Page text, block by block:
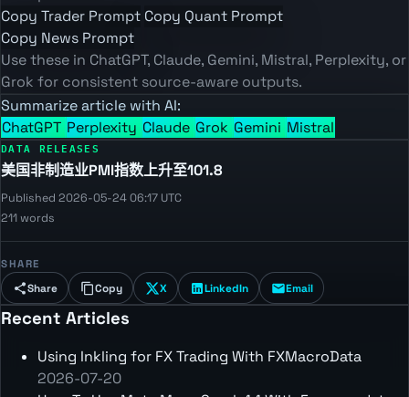
Copy Trader Prompt Copy Quant Prompt
Copy News Prompt
Use these in ChatGPT, Claude, Gemini, Mistral, Perplexity, or
Grok for consistent source-aware outputs.
Summarize article with AI:
ChatGPT Perplexity Claude GrokGemini Mistral
DATA RELEASES
美国非制造业PMI指数上升至101.8
Published 2026-05-24 06:17 UTC
211 words
SHARE
Share Copy X LinkedIn Email
Recent Articles
Using Inkling for FX Trading With FXMacroData
2026-07-20